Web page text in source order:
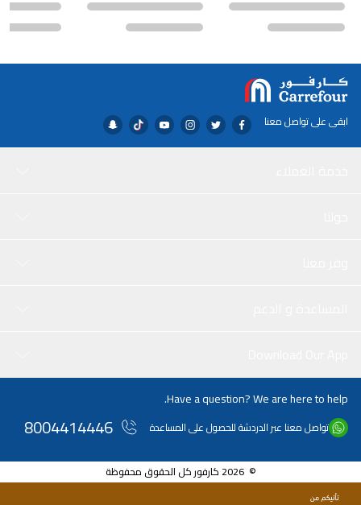
ابقى على تواصل معنا
Have a question? We are here to help.
تواصل معنا عبر الدردشة للحصول على المساعدة 8004414446
© 2026 كارفور كل الحقوق محفوظة